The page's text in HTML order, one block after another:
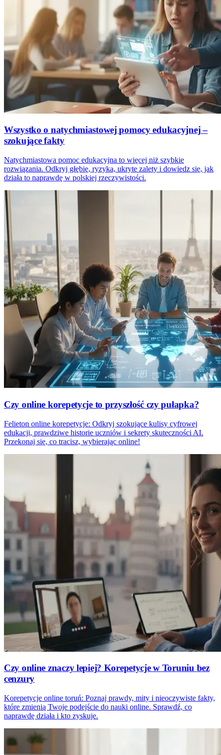
Wszystko o natychmiastowej pomocy edukacyjnej –
szokujące fakty
Natychmiastowa pomoc edukacyjna to więcej niż szybkie
rozwiązania. Odkryj głębię, ryzyka, ukryte zalety i dowiedz się, jak
działa to naprawdę w polskiej rzeczywistości.
Czy online korepetycje to przyszłość czy pułapka?
Felieton online korepetycje: Odkryj szokujące kulisy cyfrowej
edukacji, prawdziwe historie uczniów i sekrety skuteczności AI.
Przekonaj się, co tracisz, wybierając online!
Czy online znaczy lepiej? Korepetycje w Toruniu bez
cenzury
Korepetycje online toruń: Poznaj prawdy, mity i nieoczywiste fakty,
które zmienią Twoje podejście do nauki online. Sprawdź, co
naprawdę działa i kto zyskuje.